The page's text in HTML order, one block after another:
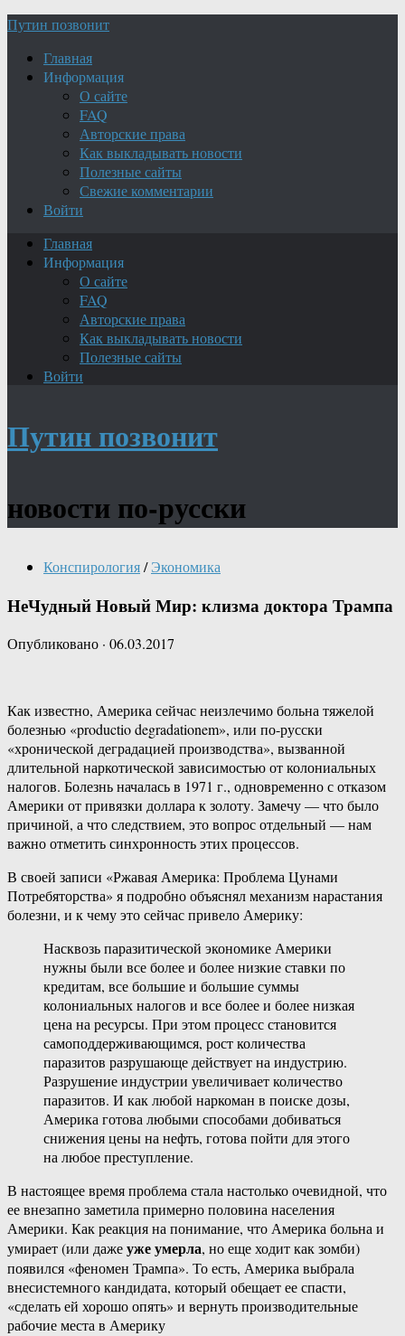
Путин позвонит
Главная
Информация
О сайте
FAQ
Авторские права
Как выкладывать новости
Полезные сайты
Свежие комментарии
Войти
Главная
Информация
О сайте
FAQ
Авторские права
Как выкладывать новости
Полезные сайты
Войти
Путин позвонит
новости по-русски
Конспирология/ Экономика
НеЧудный Новый Мир: клизма доктора Трампа
Опубликовано · 06.03.2017
Как известно, Америка сейчас неизлечимо больна тяжелой
болезнью «productio degradationem», или по-русски
«хронической деградацией производства», вызванной
длительной наркотической зависимостью от колониальных
налогов. Болезнь началась в 1971 г., одновременно с отказом
Америки от привязки доллара к золоту. Замечу — что было
причиной, а что следствием, это вопрос отдельный — нам
важно отметить синхронность этих процессов.
В своей записи «Ржавая Америка: Проблема Цунами
Потребяторства» я подробно объяснял механизм нарастания
болезни, и к чему это сейчас привело Америку:
Насквозь паразитической экономике Америки
нужны были все более и более низкие ставки по
кредитам, все большие и большие суммы
колониальных налогов и все более и более низкая
цена на ресурсы. При этом процесс становится
самоподдерживающимся, рост количества
паразитов разрушающе действует на индустрию.
Разрушение индустрии увеличивает количество
паразитов. И как любой наркоман в поиске дозы,
Америка готова любыми способами добиваться
снижения цены на нефть, готова пойти для этого
на любое преступление.
В настоящее время проблема стала настолько очевидной, что
ее внезапно заметила примерно половина населения
Америки. Как реакция на понимание, что Америка больна и
умирает (или дажеуже умерла, но еще ходит как зомби)
появился «феномен Трампа». То есть, Америка выбрала
внесистемного кандидата, который обещает ее спасти,
«сделать ей хорошо опять» и вернуть производительные
рабочие места в Америку